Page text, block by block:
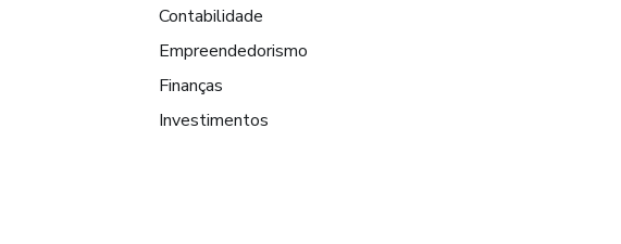
Contabilidade
Empreendedorismo
Finanças
Investimentos